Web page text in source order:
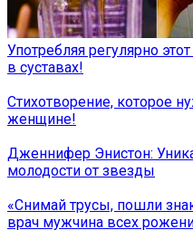
Употребляя регулярно
в суставах!
Стихотворение, которое
женщине!
Дженнифер Энистон:
молодости от звезды
«Снимай трусы, пошли
врач мужчина всех